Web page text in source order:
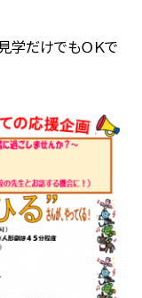
学だけでもＯＫで